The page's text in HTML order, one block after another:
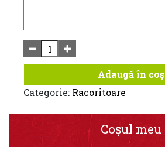
Adaugă în coș
Categorie: Racoritoare
Coșul meu